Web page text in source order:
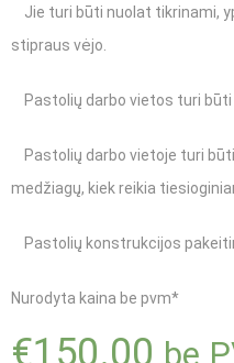
Jie turi būti nuolat tikrinami,
stipraus vėjo.
Pastolių darbo vietos turi būti
Pastolių darbo vietoje turi
medžiagų, kiek reikia
Pastolių konstrukcijos
Nurodyta kaina be pvm*
€150.00 be